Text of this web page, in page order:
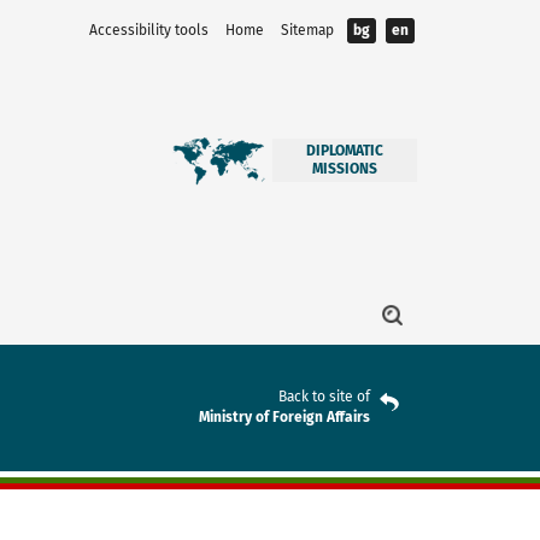
Accessibility tools Home Sitemap bg en
DIPLOMATIC
MISSIONS
Back to site of
Ministry of Foreign Affairs